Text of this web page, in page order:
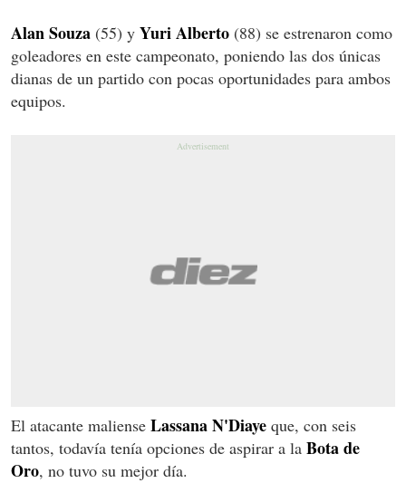
Alan Souza (55) y Yuri Alberto (88) se estrenaron como
goleadores en este campeonato, poniendo las dos únicas
dianas de un partido con pocas oportunidades para ambos
equipos.
El atacante maliense Lassana N'Diaye que, con seis
tantos, todavía tenía opciones de aspirar a la Bota de
Oro, no tuvo su mejor día.